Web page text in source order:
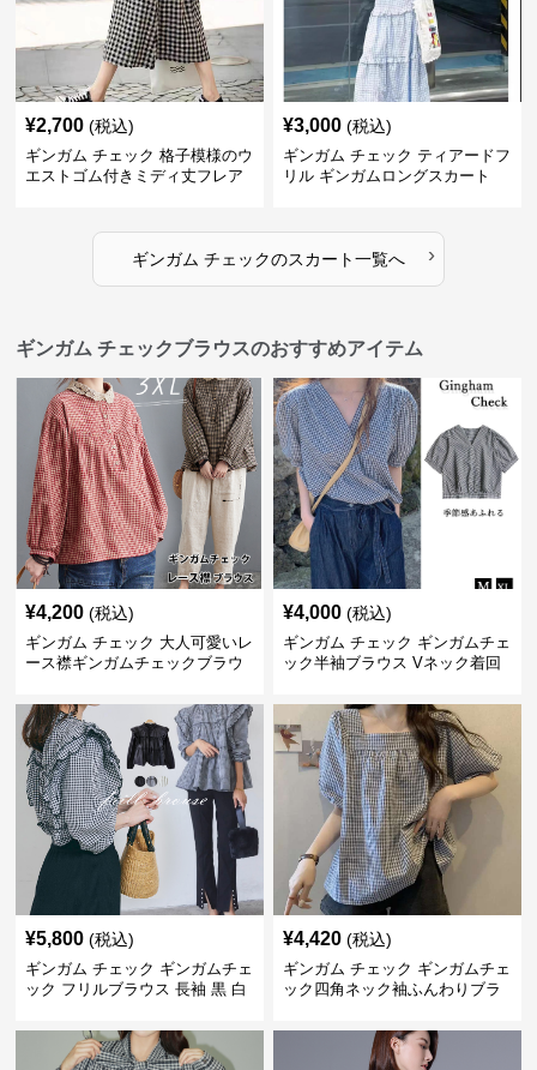
¥2,700 (税込)
ギンガム チェック 格子模様のウ
エストゴム付きミディ丈フレア
¥3,000 (税込)
ギンガム チェック ティアードフ
リル ギンガムロングスカート
ギンガム チェックのスカート一覧へ ›
ギンガム チェックブラウスのおすすめアイテム
¥4,200 (税込)
ギンガム チェック 大人可愛いレ
ース襟ギンガムチェックブラウ
¥4,000 (税込)
ギンガム チェック ギンガムチェ
ック半袖ブラウス Vネック着回
¥5,800 (税込)
ギンガム チェック ギンガムチェ
ック フリルブラウス 長袖 黒 白
¥4,420 (税込)
ギンガム チェック ギンガムチェ
ック四角ネック袖ふんわりブラ